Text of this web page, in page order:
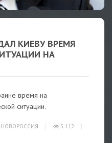
КИЕВУ ВРЕМЯ
НА
время на
ситуации.
НОВОРОССИЯ
5 112